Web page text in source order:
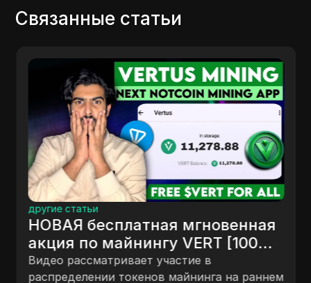
Связанные статьи
другие статьи
НОВАЯ бесплатная мгновенная
акция по майнингу VERT [100%
ПРОВЕРЕНО] Легкий процесс и
вывод (2024)
Видео рассматривает участие в
распределении токенов майнинга на раннем